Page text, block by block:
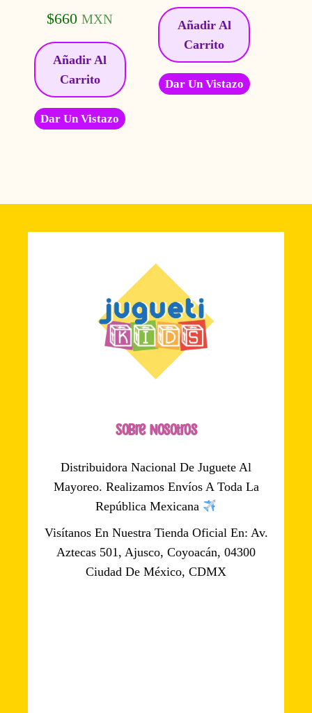
$660 MXN
Añadir Al
Carrito
Dar Un Vistazo
Añadir Al
Carrito
Dar Un Vistazo
Sobre Nosotros
Distribuidora Nacional De Juguete Al
Mayoreo. Realizamos Envíos A Toda La
República Mexicana
Visítanos En Nuestra Tienda Oficial En: Av.
Aztecas 501, Ajusco, Coyoacán, 04300
Ciudad De México, CDMX